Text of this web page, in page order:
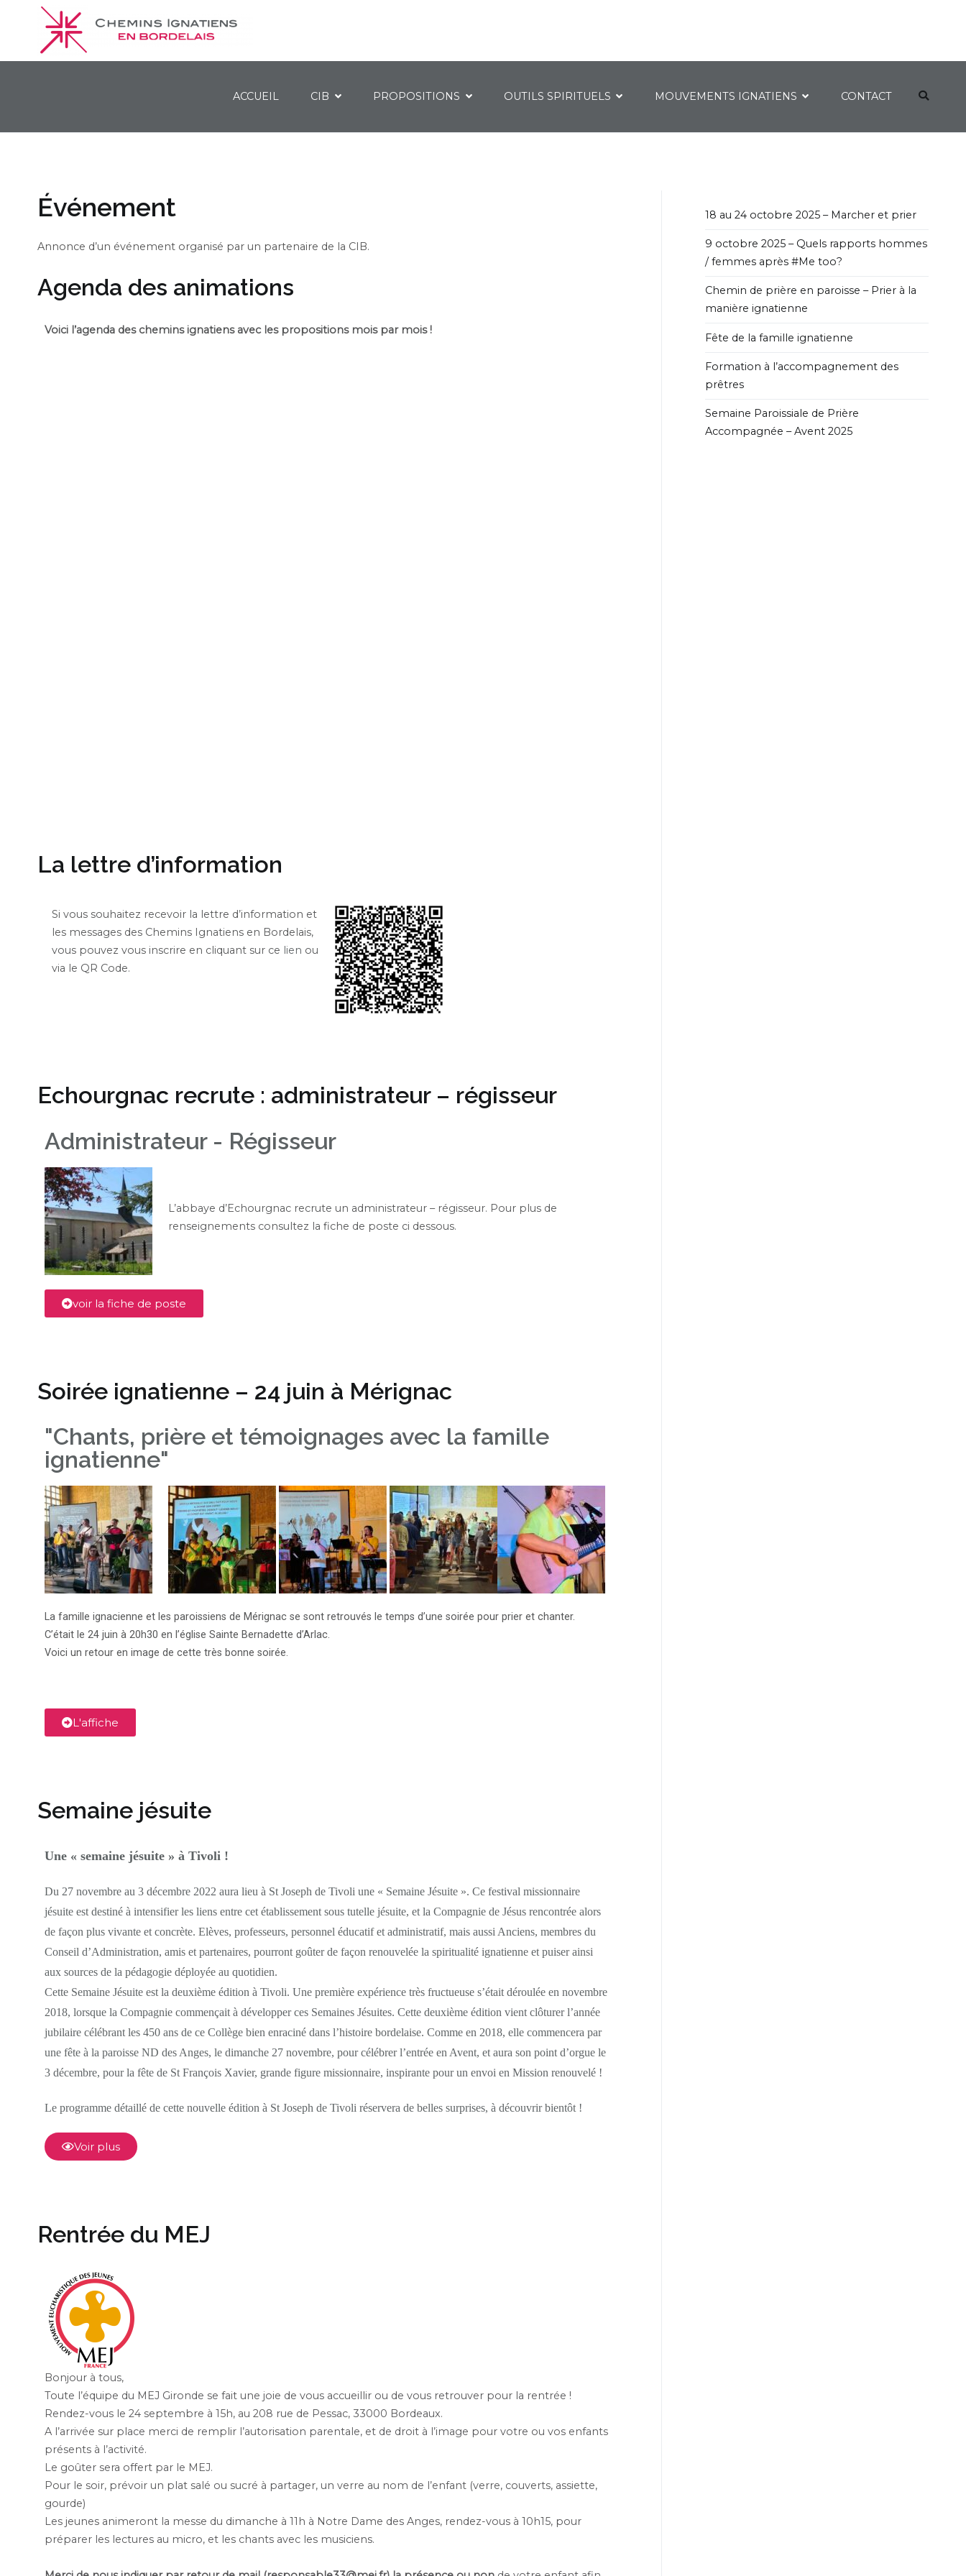
ACCUEIL CIB PROPOSITIONS OUTILS SPIRITUELS MOUVEMENTS IGNATIENS CONTACT
Événement
Annonce d’un événement organisé par un partenaire de la CIB.
Agenda des animations
Voici l’agenda des chemins ignatiens avec les propositions mois par mois !
La lettre d’information
Si vous souhaitez recevoir la lettre d’information et
les messages des Chemins Ignatiens en Bordelais,
vous pouvez vous inscrire en cliquant sur ce lien ou
via le QR Code.
Echourgnac recrute : administrateur – régisseur
Administrateur - Régisseur
L’abbaye d’Echourgnac recrute un administrateur – régisseur. Pour plus de
renseignements consultez la fiche de poste ci dessous.
voir la fiche de poste
Soirée ignatienne – 24 juin à Mérignac
"Chants, prière et témoignages avec la famille
ignatienne"
La famille ignacienne et les paroissiens de Mérignac se sont retrouvés le temps d’une soirée pour prier et chanter.
C’était le 24 juin à 20h30 en l’église Sainte Bernadette d’Arlac.
Voici un retour en image de cette très bonne soirée.
L'affiche
Semaine jésuite
Une « semaine jésuite » à Tivoli !
Du 27 novembre au 3 décembre 2022 aura lieu à St Joseph de Tivoli une « Semaine Jésuite ». Ce festival missionnaire
jésuite est destiné à intensifier les liens entre cet établissement sous tutelle jésuite, et la Compagnie de Jésus rencontrée alors
de façon plus vivante et concrète. Elèves, professeurs, personnel éducatif et administratif, mais aussi Anciens, membres du
Conseil d’Administration, amis et partenaires, pourront goûter de façon renouvelée la spiritualité ignatienne et puiser ainsi
aux sources de la pédagogie déployée au quotidien.
Cette Semaine Jésuite est la deuxième édition à Tivoli. Une première expérience très fructueuse s’était déroulée en novembre
2018, lorsque la Compagnie commençait à développer ces Semaines Jésuites. Cette deuxième édition vient clôturer l’année
jubilaire célébrant les 450 ans de ce Collège bien enraciné dans l’histoire bordelaise. Comme en 2018, elle commencera par
une fête à la paroisse ND des Anges, le dimanche 27 novembre, pour célébrer l’entrée en Avent, et aura son point d’orgue le
3 décembre, pour la fête de St François Xavier, grande figure missionnaire, inspirante pour un envoi en Mission renouvelé !
Le programme détaillé de cette nouvelle édition à St Joseph de Tivoli réservera de belles surprises, à découvrir bientôt !
Voir plus
Rentrée du MEJ
Bonjour à tous,
Toute l’équipe du MEJ Gironde se fait une joie de vous accueillir ou de vous retrouver pour la rentrée !
Rendez-vous le 24 septembre à 15h, au 208 rue de Pessac, 33000 Bordeaux.
A l’arrivée sur place merci de remplir l’autorisation parentale, et de droit à l’image pour votre ou vos enfants
présents à l’activité.
Le goûter sera offert par le MEJ.
Pour le soir, prévoir un plat salé ou sucré à partager, un verre au nom de l’enfant (verre, couverts, assiette,
gourde)
Les jeunes animeront la messe du dimanche à 11h à Notre Dame des Anges, rendez-vous à 10h15, pour
préparer les lectures au micro, et les chants avec les musiciens.
18 au 24 octobre 2025 – Marcher et prier
9 octobre 2025 – Quels rapports hommes
/ femmes après #Me too?
Chemin de prière en paroisse – Prier à la
manière ignatienne
Fête de la famille ignatienne
Formation à l’accompagnement des
prêtres
Semaine Paroissiale de Prière
Accompagnée – Avent 2025